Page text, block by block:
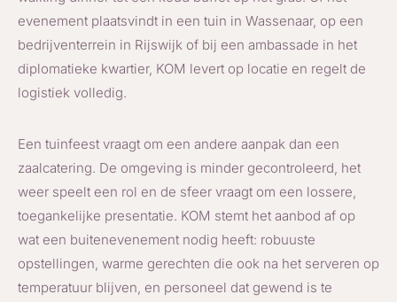
evenement plaatsvindt in een tuin in Wassenaar, op een
bedrijventerrein in Rijswijk of bij een ambassade in het
diplomatieke kwartier, KOM levert op locatie en regelt de
logistiek volledig.
Een tuinfeest vraagt om een andere aanpak dan een
zaalcatering. De omgeving is minder gecontroleerd, het
weer speelt een rol en de sfeer vraagt om een lossere,
toegankelijke presentatie. KOM stemt het aanbod af op
wat een buitenevenement nodig heeft: robuuste
opstellingen, warme gerechten die ook na het serveren op
temperatuur blijven, en personeel dat gewend is te